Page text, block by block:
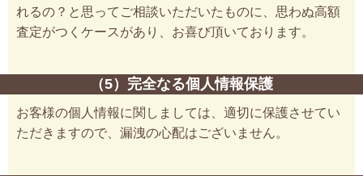
れるの？と思ってご相談いただいたものに、思わぬ高額
査定がつくケースがあり、お喜び頂いております。
（5）完全なる個人情報保護
お客様の個人情報に関しましては、適切に保護させてい
ただきますので、漏洩の心配はございません。